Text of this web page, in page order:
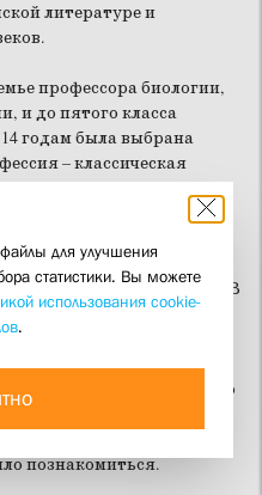
литературе и
профессора биологии,
и до пятого класса
годам была выбрана
– классическая
и античной
в автобиографии.
отделение
университета. В
диссертацию по
биография: к вопросу о
жанра», за которую был
В 1979 году его
ранневизантийской
читателю тексты, с
познакомиться.
для улучшения
статистики. Вы можете
использования cookie-
.